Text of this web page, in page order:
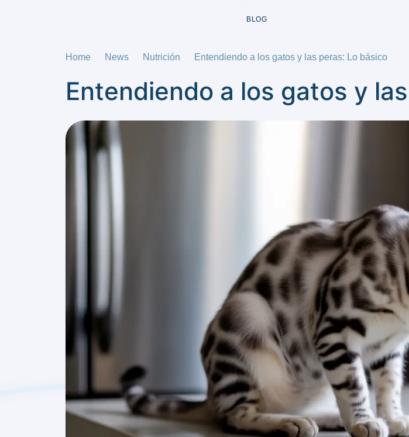
BLOG
Home News Nutrición Entendiendo a los gatos y las peras: Lo básico
Entendiendo a los gatos y